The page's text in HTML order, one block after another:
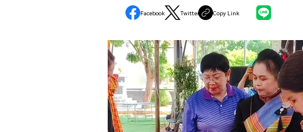
Facebook Twitter Copy Link